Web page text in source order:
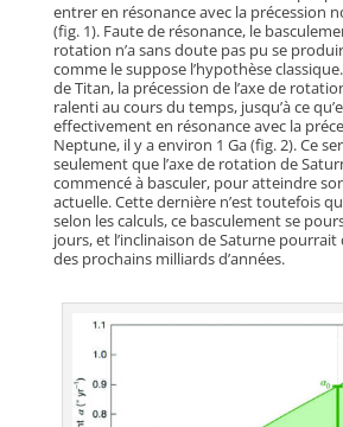
entrer en résonance avec la précession
(fig. 1). Faute de résonance, le
rotation n’a sans doute pas pu se
comme le suppose l’hypothèse
de Titan, la précession de l’axe de
ralenti au cours du temps, jusqu’à ce
effectivement en résonance avec la
Neptune, il y a environ 1 Ga (fig. 2). Ce
seulement que l’axe de rotation de
commencé à basculer, pour atteindre
actuelle. Cette dernière n’est toutefois
selon les calculs, ce basculement se
jours, et l’inclinaison de Saturne
des prochains milliards d’années.